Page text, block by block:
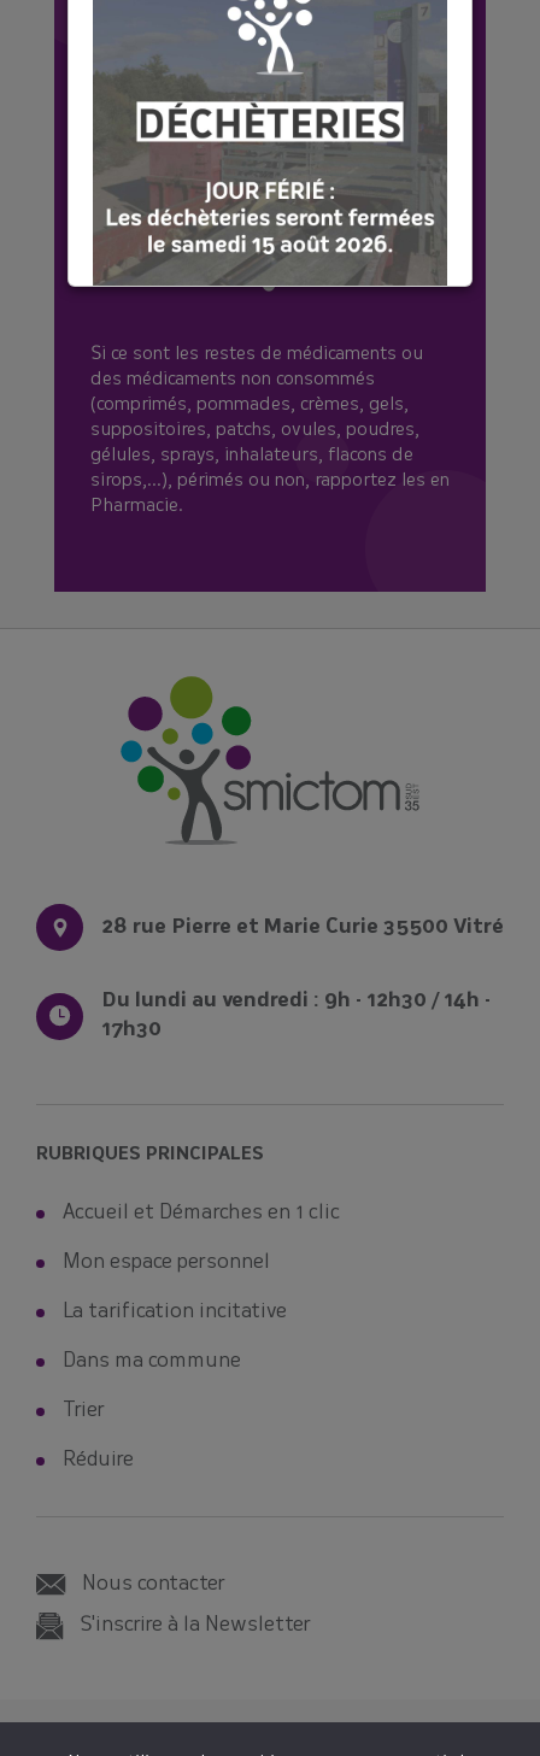
🤔Réduire vos déchets à la maison ? Rien
de plus simple avec le compostage ! 💡
Le SMICTOM aide les habitants à trouver
leur solution de tri des déchets
alimentaires, et propose des
composteurs à prix réduits
👉Samedi 12 septembre à Vitré
novembre à Châteaubourg
Réservez votre composteur en cliquant
Le SMICTOM Sud Est 35
LE SAVIEZ VOUS ?
Si ce sont les restes de médicaments ou
des médicaments non consommés
(comprimés, pommades, crèmes, gels,
suppositoires, patchs, ovules, poudres,
gélules, sprays, inhalateurs, flacons de
sirops,...), périmés ou non, rapportez les en
Pharmacie.
28 rue Pierre et Marie Curie 35500 Vitré
Du lundi au vendredi : 9h - 12h30 / 14h -
17h30
RUBRIQUES PRINCIPALES
Accueil et Démarches en 1 clic
Mon espace personnel
La tarification incitative
Dans ma commune
Trier
Réduire
Nous contacter
S'inscrire à la Newsletter
© 2026 SMICTOM SUD-EST 35